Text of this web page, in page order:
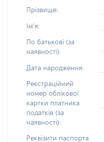
Прізвище:
Імʼя:
По батькові (за
наявності):
Дата народження:
Реєстраційний
номер облікової
картки платника
податків (за
наявності):
Реквізити паспорта